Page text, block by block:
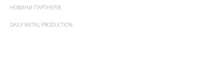
НОВИНИ ПАРТНЕРІВ
DAILY METAL PRODUCTION